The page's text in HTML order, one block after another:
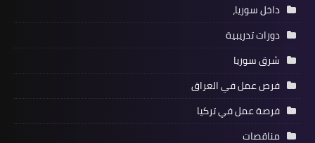
داخل سوريا،
دورات تدريبية
شرق سوريا
فرص عمل في العراق
فرصة عمل في تركيا
مناقصات